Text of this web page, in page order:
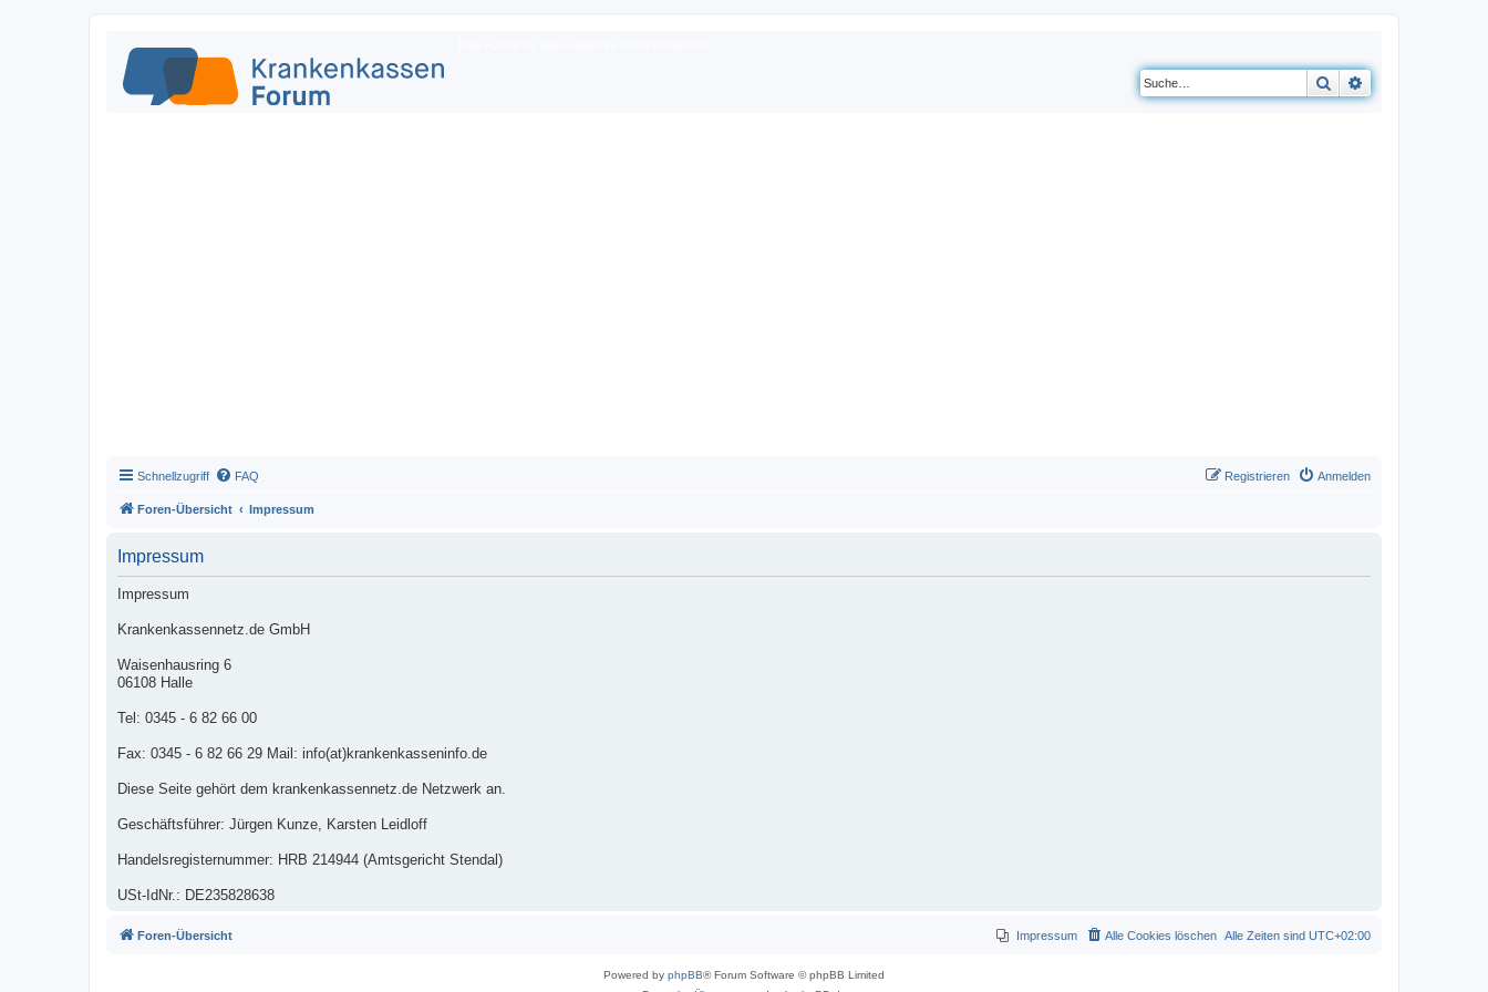
Suche
Schnellzugriff FAQ Anmelden
Registrieren
Foren-Übersicht Impressum
Impressum
Impressum
Krankenkassennetz.de GmbH
Waisenhausring 6
06108 Halle
Tel: 0345 - 6 82 66 00
Fax: 0345 - 6 82 66 29 Mail: info(at)krankenkasseninfo.de
Diese Seite gehört dem krankenkassennetz.de Netzwerk an.
Geschäftsführer: Jürgen Kunze, Karsten Leidloff
Handelsregisternummer: HRB 214944 (Amtsgericht Stendal)
USt-IdNr.: DE235828638
Foren-Übersicht Alle Zeiten sind UTC+02:00
Alle Cookies löschen
Impressum
Powered by phpBB® Forum Software © phpBB Limited